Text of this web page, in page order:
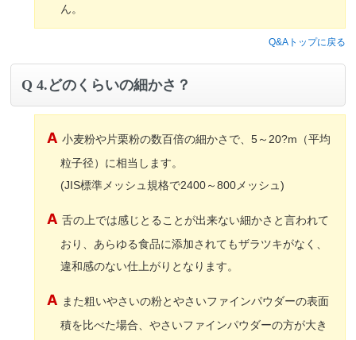
ん。
Q&Aトップに戻る
4.どのくらいの細かさ？
小麦粉や片栗粉の数百倍の細かさで、5～20?m（平均
粒子径）に相当します。
(JIS標準メッシュ規格で2400～800メッシュ)
舌の上では感じとることが出来ない細かさと言われて
おり、あらゆる食品に添加されてもザラツキがなく、
違和感のない仕上がりとなります。
また粗いやさいの粉とやさいファインパウダーの表面
積を比べた場合、やさいファインパウダーの方が大き